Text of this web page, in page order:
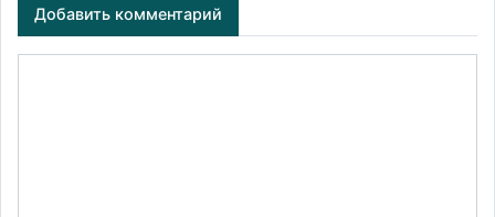
Добавить комментарий